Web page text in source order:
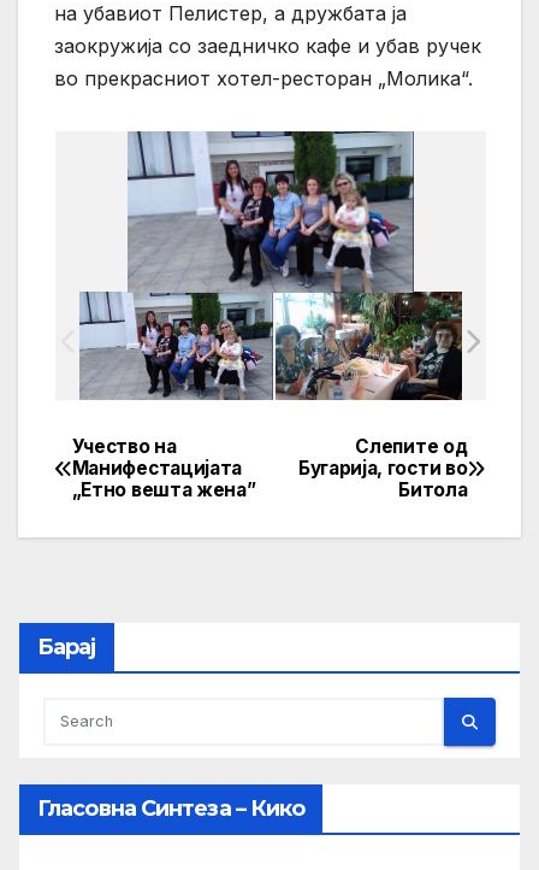
на убавиот Пелистер, а дружбата ја
заокружија со заедничко кафе и убав ручек
во прекрасниот хотел-ресторан „Молика“.
Post
navigation
Слепите од
Бугарија, гости во
Битола
Учество на
Манифестацијата
„Етно вешта жена”
Барај
Гласовна Синтеза – Кико